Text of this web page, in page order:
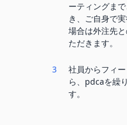
ーティングま
き、ご自身で
場合は外注先
ただきます。
3
社員からフィ
ら、pdcaを繰
す。